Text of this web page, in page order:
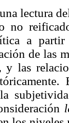
lectura
no
a
de las
y las